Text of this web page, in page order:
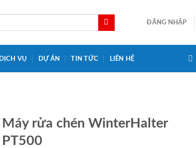
ĐĂNG NHẬP
DỊCH VỤ DỰ ÁN TIN TỨC LIÊN HỆ
Máy rửa chén WinterHalter
PT500